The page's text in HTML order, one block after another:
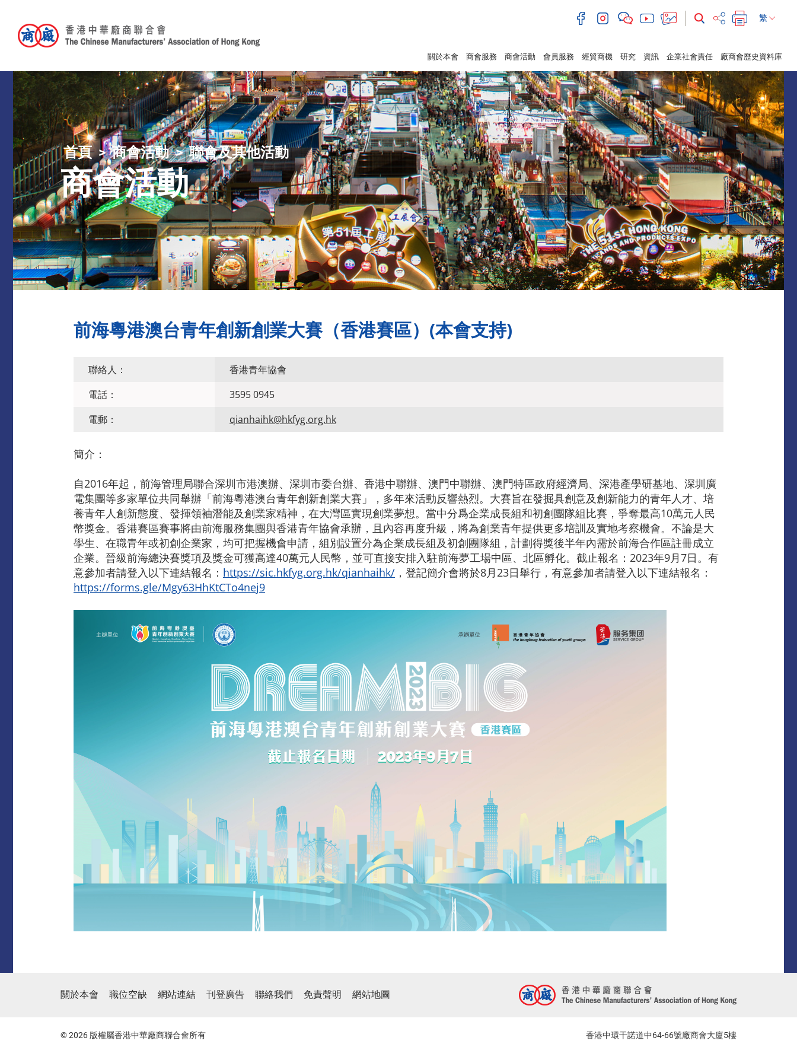
繁
關於本會 商會服務 商會活動 會員服務 經貿商機 研究 資訊 企業社會責任 廠商會歷史資料庫
首頁 商會活動 聯會及其他活動
商會活動
前海粵港澳台青年創新創業大賽（香港賽區）(本會支持)
聯絡人：
香港青年協會
電話：
3595 0945
電郵：
qianhaihk@hkfyg.org.hk
簡介：
自2016年起，前海管理局聯合深圳市港澳辦、深圳市委台辦、香港中聯辦、澳門中聯辦、澳門特區政府經濟局、深港產學研基地、深圳廣
電集團等多家單位共同舉辦「前海粵港澳台青年創新創業大賽」，多年來活動反響熱烈。大賽旨在發掘具創意及創新能力的青年人才、培
養青年人創新態度、發揮領袖潛能及創業家精神，在大灣區實現創業夢想。當中分爲企業成長組和初創團隊組比賽，爭奪最高10萬元人民
幣獎金。香港賽區賽事將由前海服務集團與香港青年協會承辦，且內容再度升級，將為創業青年提供更多培訓及實地考察機會。不論是大
學生、在職青年或初創企業家，均可把握機會申請，組別設置分為企業成長組及初創團隊組，計劃得獎後半年內需於前海合作區註冊成立
企業。晉級前海總決賽獎項及獎金可獲高達40萬元人民幣，並可直接安排入駐前海夢工場中區、北區孵化。截止報名：2023年9月7日。有
意參加者請登入以下連結報名： https://sic.hkfyg.org.hk/qianhaihk/ ，登記簡介會將於8月23日舉行，有意參加者請登入以下連結報名：
https://forms.gle/Mgy63HhKtCTo4nej9
關於本會 職位空缺 網站連結 刊登廣告 聯絡我們 免責聲明 網站地圖
© 2026 版權屬香港中華廠商聯合會所有 香港中環干諾道中64-66號廠商會大廈5樓